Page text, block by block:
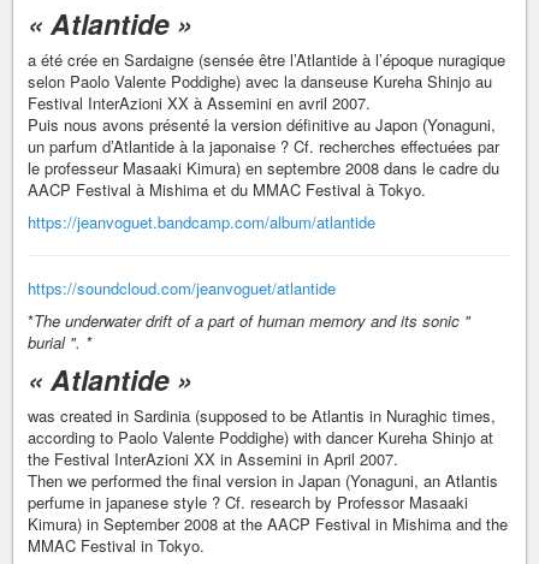
« Atlantide »
a été crée en Sardaigne (sensée être l’Atlantide à l’époque nuragique
selon Paolo Valente Poddighe) avec la danseuse Kureha Shinjo au
Festival InterAzioni XX à Assemini en avril 2007.
Puis nous avons présenté la version définitive au Japon (Yonaguni,
un parfum d’Atlantide à la japonaise ? Cf. recherches effectuées par
le professeur Masaaki Kimura) en septembre 2008 dans le cadre du
AACP Festival à Mishima et du MMAC Festival à Tokyo.
https://jeanvoguet.bandcamp.com/album/atlantide
https://soundcloud.com/jeanvoguet/atlantide
*The underwater drift of a part of human memory and its sonic "
burial ". *
« Atlantide »
was created in Sardinia (supposed to be Atlantis in Nuraghic times,
according to Paolo Valente Poddighe) with dancer Kureha Shinjo at
the Festival InterAzioni XX in Assemini in April 2007.
Then we performed the final version in Japan (Yonaguni, an Atlantis
perfume in japanese style ? Cf. research by Professor Masaaki
Kimura) in September 2008 at the AACP Festival in Mishima and the
MMAC Festival in Tokyo.